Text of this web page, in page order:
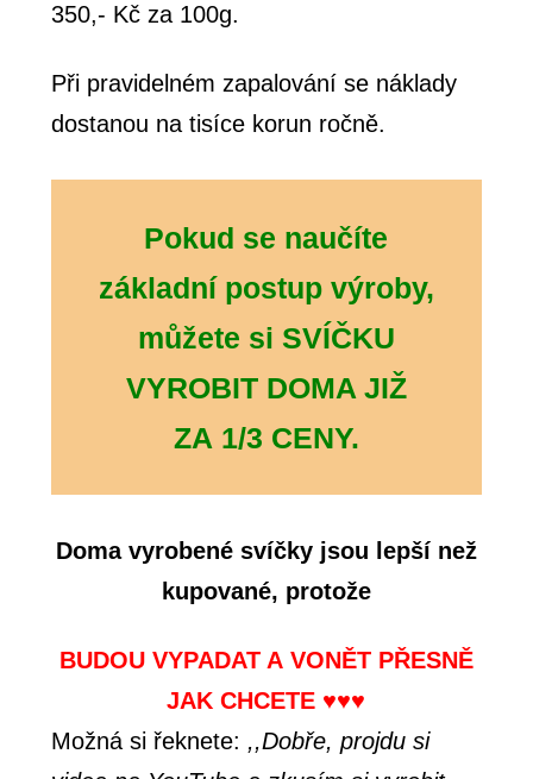
350,- Kč za 100g.
Při pravidelném zapalování se náklady
dostanou na tisíce korun ročně.
Pokud se naučíte
základní postup výroby,
můžete si SVÍČKU
VYROBIT DOMA JIŽ
ZA 1/3 CENY.
Doma vyrobené svíčky jsou lepší než
kupované, protože
BUDOU VYPADAT A VONĚT PŘESNĚ
JAK CHCETE ♥♥♥
Možná si řeknete: ,,Dobře, projdu si